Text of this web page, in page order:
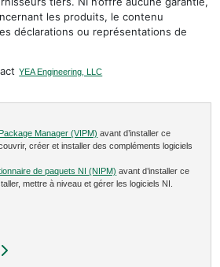
les produits, le contenu
déclarations ou représentations de
YEA Engineering, LLC
Manager (VIPM) avant d’installer ce
créer et installer des compléments logiciels
de paquets NI (NIPM) avant d’installer ce
mettre à niveau et gérer les logiciels NI.